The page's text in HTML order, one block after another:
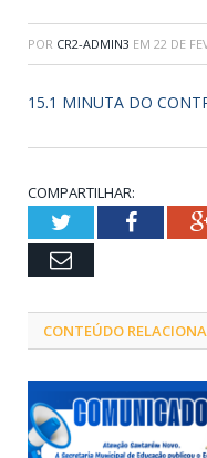
POR CR2-ADMIN3 EM 22 DE
15.1 MINUTA DO
COMPARTILHAR:
Twitter
Email
CONTEÚDO